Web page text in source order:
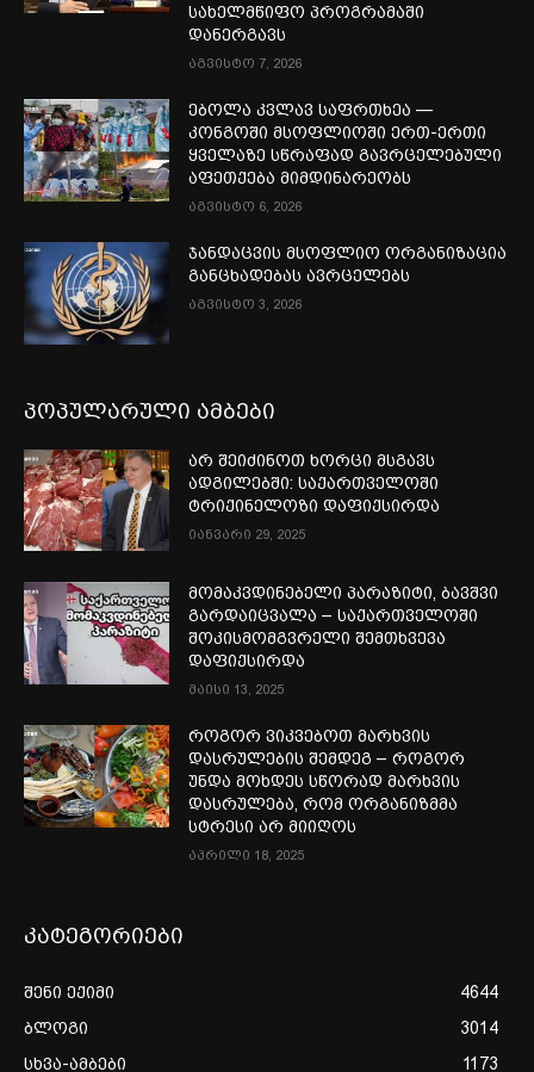
სახელმწიფო პროგრამაში
დანერგავს
აგვისტო 7, 2026
ებოლა კვლავ საფრთხეა —
კონგოში მსოფლიოში ერთ-ერთი
ყველაზე სწრაფად გავრცელებული
აფეთქება მიმდინარეობს
აგვისტო 6, 2026
ჯანდაცვის მსოფლიო ორგანიზაცია
განცხადებას ავრცელებს
აგვისტო 3, 2026
პოპულარული ამბები
არ შეიძინოთ ხორცი მსგავს
ადგილებში: საქართველოში
ტრიქინელოზი დაფიქსირდა
იანვარი 29, 2025
მომაკვდინებელი პარაზიტი, ბავშვი
გარდაიცვალა – საქართველოში
შოკისმომგვრელი შემთხვევა
დაფიქსირდა
მაისი 13, 2025
როგორ ვიკვებოთ მარხვის
დასრულების შემდეგ – როგორ
უნდა მოხდეს სწორად მარხვის
დასრულება, რომ ორგანიზმმა
სტრესი არ მიიღოს
აპრილი 18, 2025
კატეგორიები
შენი ექიმი
4644
ბლოგი
3014
სხვა-ამბები
1173